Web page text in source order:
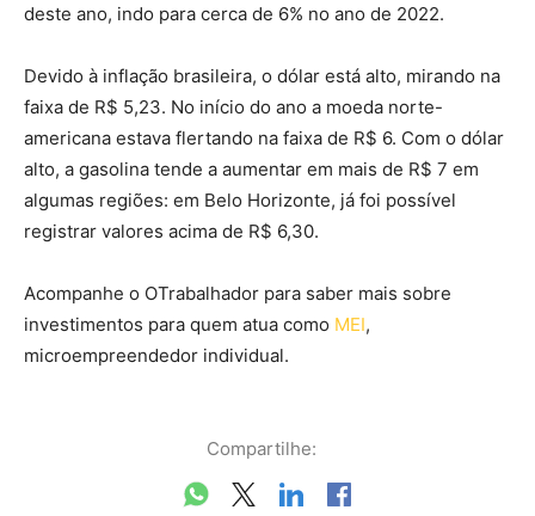
deste ano, indo para cerca de 6% no ano de 2022.
Devido à inflação brasileira, o dólar está alto, mirando na
faixa de R$ 5,23. No início do ano a moeda norte-
americana estava flertando na faixa de R$ 6. Com o dólar
alto, a gasolina tende a aumentar em mais de R$ 7 em
algumas regiões: em Belo Horizonte, já foi possível
registrar valores acima de R$ 6,30.
Acompanhe o OTrabalhador para saber mais sobre
investimentos para quem atua como MEI,
microempreendedor individual.
Compartilhe: